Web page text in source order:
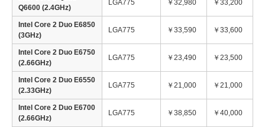
Q6600 (2.4GHz)
LGA775 ￥32,980 ￥33,200
Intel Core 2 Duo E6850
(3GHz)
LGA775 ￥33,590 ￥33,600
Intel Core 2 Duo E6750
(2.66GHz)
LGA775 ￥23,490 ￥23,500
Intel Core 2 Duo E6550
(2.33GHz)
LGA775 ￥21,000 ￥21,000
Intel Core 2 Duo E6700
(2.66GHz)
LGA775 ￥38,850 ￥40,000